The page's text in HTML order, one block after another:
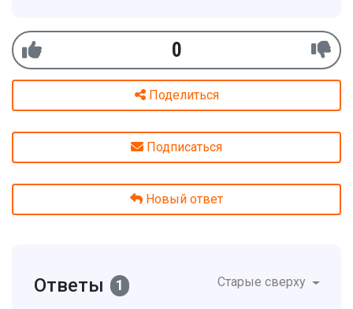
0
Поделиться
Подписаться
Новый ответ
Ответы 1 Старые сверху